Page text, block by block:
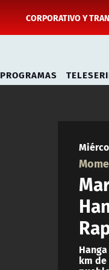
CORPORATIVO Y
PROGRAMAS
km de